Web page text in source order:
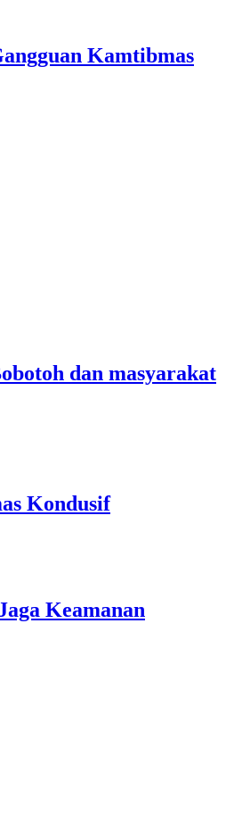
Kamtibmas
dan masyarakat
Kondusif
Keamanan